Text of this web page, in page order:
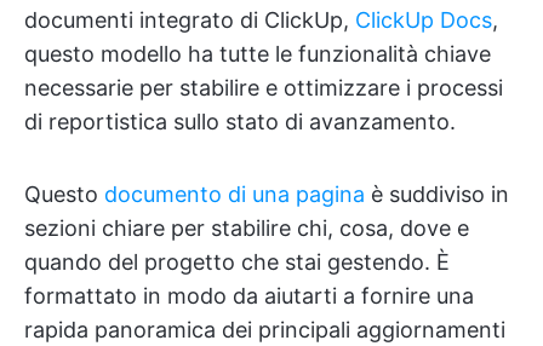
documenti integrato di ClickUp, ClickUp Docs,
questo modello ha tutte le funzionalità chiave
necessarie per stabilire e ottimizzare i processi
di reportistica sullo stato di avanzamento.
Questo documento di una pagina è suddiviso in
sezioni chiare per stabilire chi, cosa, dove e
quando del progetto che stai gestendo. È
formattato in modo da aiutarti a fornire una
rapida panoramica dei principali aggiornamenti